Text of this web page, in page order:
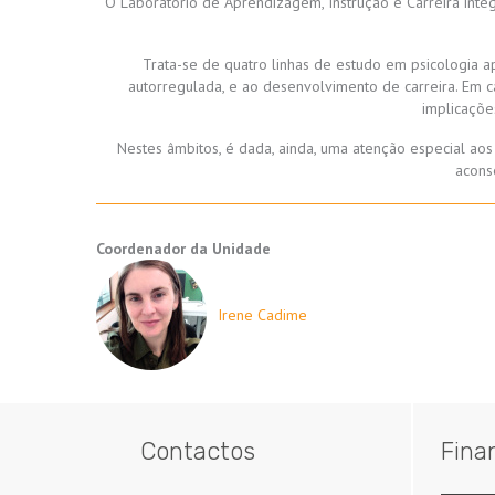
Trata-se de quatro linhas de estudo em psicologia
autorregulada, e ao desenvolvimento de carreira. Em
Nestes âmbitos, é dada, ainda, uma atenção especial
Coordenador da Unidade
Irene Cadime
Contactos